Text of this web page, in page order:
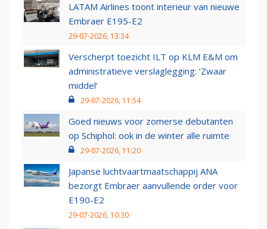
LATAM Airlines toont interieur van nieuwe
Embraer E195-E2
29-07-2026, 13:34
Verscherpt toezicht ILT op KLM E&M om
administratieve verslaglegging: ‘Zwaar
middel’
29-07-2026, 11:54
Goed nieuws voor zomerse debutanten
op Schiphol: ook in de winter alle ruimte
29-07-2026, 11:20
Japanse luchtvaartmaatschappij ANA
bezorgt Embraer aanvullende order voor
E190-E2
29-07-2026, 10:30